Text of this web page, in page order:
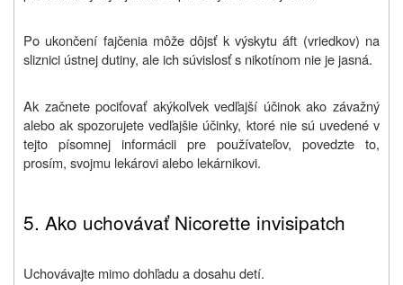
Po ukončení fajčenia môže dôjsť k výskytu áft (vriedkov) na
sliznici ústnej dutiny, ale ich súvislosť s nikotínom nie je jasná.
Ak začnete pociťovať akýkoľvek vedľajší účinok ako závažný
alebo ak spozorujete vedľajšie účinky, ktoré nie sú uvedené v
tejto písomnej informácii pre používateľov, povedzte to,
prosím, svojmu lekárovi alebo lekárnikovi.
5. Ako uchovávať Nicorette invisipatch
Uchovávajte mimo dohľadu a dosahu detí.